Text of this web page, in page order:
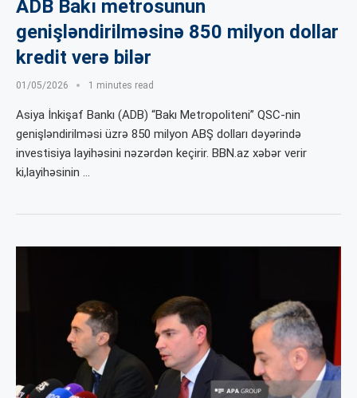
ADB Bakı metrosunun
genişləndirilməsinə 850 milyon dollar
kredit verə bilər
01/05/2026 1 minutes read
Asiya İnkişaf Bankı (ADB) “Bakı Metropoliteni” QSC-nin
genişləndirilməsi üzrə 850 milyon ABŞ dolları dəyərində
investisiya layihəsini nəzərdən keçirir. BBN.az xəbər verir
ki,layihəsinin …